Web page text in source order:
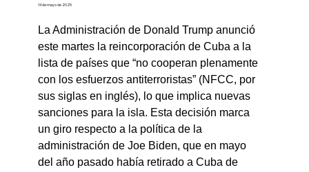
14 de mayo de 2025
La Administración de Donald Trump anunció
este martes la reincorporación de Cuba a la
lista de países que “no cooperan plenamente
con los esfuerzos antiterroristas” (NFCC, por
sus siglas en inglés), lo que implica nuevas
sanciones para la isla. Esta decisión marca
un giro respecto a la política de la
administración de Joe Biden, que en mayo
del año pasado había retirado a Cuba de